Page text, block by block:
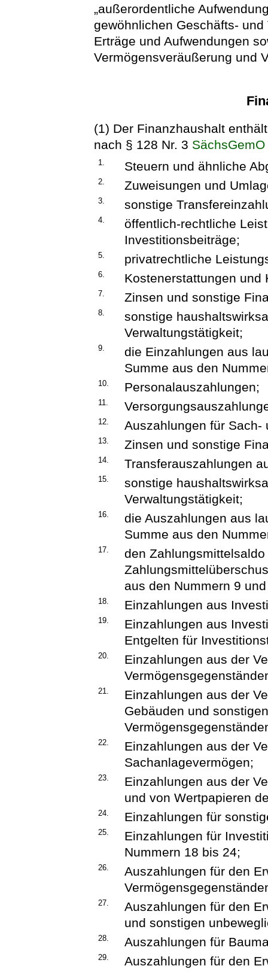
„außerordentliche
gewöhnlichen Geschäfts-
Erträge und Aufwendungen
Vermögensveräußerung und
(1) Der Finanzhaushalt
nach § 128 Nr. 3 SächsGemO
1. Steuern und ähnliche
2. Zuweisungen und
3. sonstige
4.
öffentlich-rechtliche
Investitionsbeiträge;
5. privatrechtliche
6. Kostenerstattungen und
7. Zinsen und sonstige
8.
sonstige
Verwaltungstätigkeit;
9.
die Einzahlungen aus
Summe aus den
10. Personalauszahlungen;
11.
12. Auszahlungen für Sach-
13. Zinsen und sonstige
14. Transferauszahlungen
15.
sonstige
Verwaltungstätigkeit;
16.
die Auszahlungen aus
Summe aus den
17.
den
aus den Nummern 9
18. Einzahlungen aus
19.
Einzahlungen aus
Entgelten für
20.
Einzahlungen aus der
21.
Einzahlungen aus der
Gebäuden und
22.
Einzahlungen aus der
Sachanlagevermögen;
23.
Einzahlungen aus der
und von Wertpapieren
24. Einzahlungen für
25.
Einzahlungen für
Nummern 18 bis 24;
26.
Auszahlungen für den
27.
Auszahlungen für den
und sonstigen
28. Auszahlungen für
29.
Auszahlungen für den